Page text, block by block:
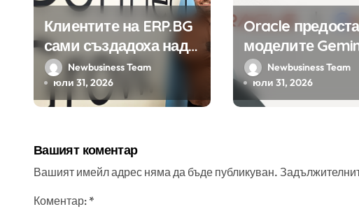
Клиентите на ERP.BG
сами създадоха над
450 приложения за
ERP системата с
помощта на
изкуствен интелект
Newbusiness Team
юли 31, 2026
Oracle
моделите
Google на
клиенти на
приложения
Newbusiness Team
юли 31, 2026
Вашият коментар
Вашият имейл адрес няма да бъде публикуван.
Коментар: *